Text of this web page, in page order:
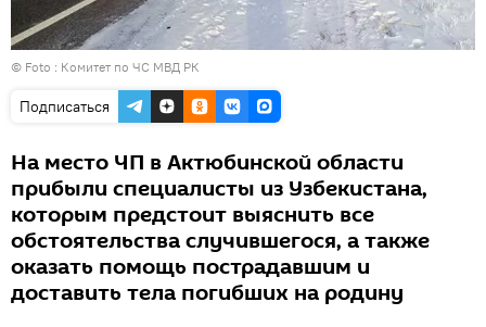
© Foto : Комитет по ЧС МВД РК
Подписаться
На место ЧП в Актюбинской области
прибыли специалисты из Узбекистана,
которым предстоит выяснить все
обстоятельства случившегося, а также
оказать помощь пострадавшим и
доставить тела погибших на родину